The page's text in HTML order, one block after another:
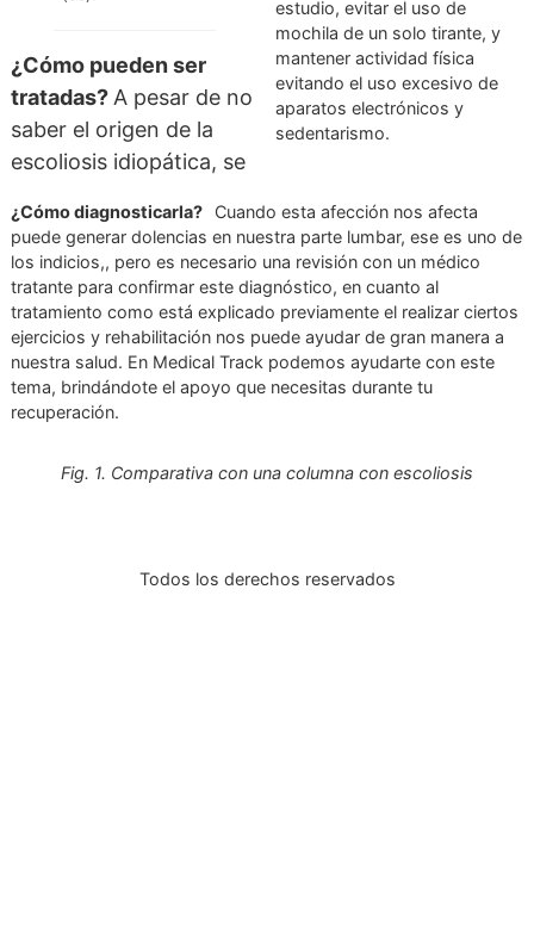
Flexión prolongada
de la columna
vertebral en
posición sedente.
Mantener
cruzadas las
piernas por
excesivo tiempo al
estar sentadas
(os).
¿Cómo pueden ser
tratadas?
escoliosis idiopática, se
tomar en cuenta la
de la concavidad y
convexidad puesto que
primera se deberá estirar
relajar musculatura
afectados. Se puede
ejercicios de Klapp,
recomendar natación,
la ergonomía en el sitio
estudio, evitar el uso de
mochila de un solo
mantener actividad física
puede generar dolencias en nuestra parte lumbar, ese es